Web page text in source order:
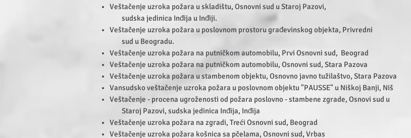
Veštačenje uzroka požara u skladištu, Osnovni sud u Staroj Pazovi,
sudska jedinica Inđija u Inđiji.
Veštačenje uzroka požara u poslovnom prostoru građevinskog objekta, Privredni
sud u Beogradu.
Veštačenje uzroka požara na putničkom automobilu, Prvi Osnovni sud, Beograd
Veštačenje uzroka požara na putničkom automobilu, Osnovni sud, Stara Pazova
Veštačenje uzroka požara u stambenom objektu, Osnovno javno tužilaštvo, Stara Pazova
Vansudsko veštačenje uzroka požara u poslovnom objektu "PAUSSE" u Niškoj Banji, Niš
Veštačenje - procena ugroženosti od požara poslovno - stambene zgrade, Osnovi sud u
Staroj Pazovi, sudska jedinica Inđija, Inđija
Veštačenje uzroka požara na zgradi, Treći Osnovni sud, Beograd
Veštačenje uzroka požara košnica sa pčelama, Osnovni sud, Vrbas